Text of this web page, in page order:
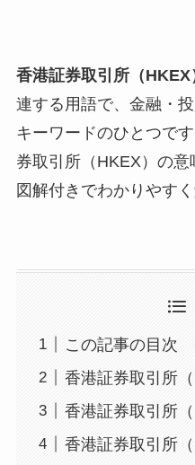
香港証券取引所（HKEX
連する用語で、金融・
キーワードのひとつで
券取引所（HKEX）の
図解付きでわかりやすく
この記事の目次
香港証券取引所
香港証券取引所
香港証券取引所